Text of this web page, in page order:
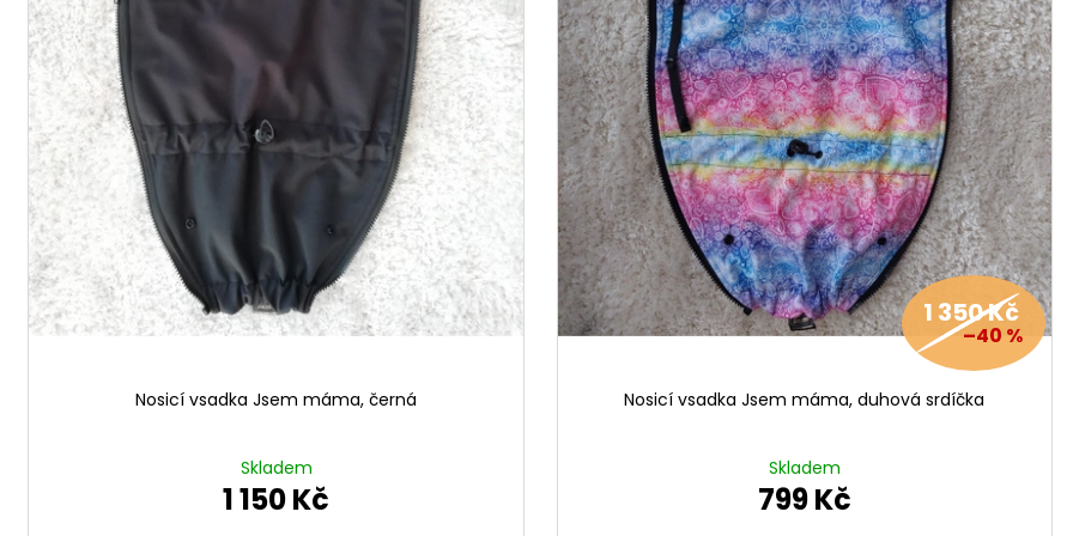
Nosicí vsadka Jsem máma, černá
Skladem
1 150 Kč
1 350 Kč
–40 %
Nosicí vsadka Jsem máma, duhová srdíčka
Skladem
799 Kč